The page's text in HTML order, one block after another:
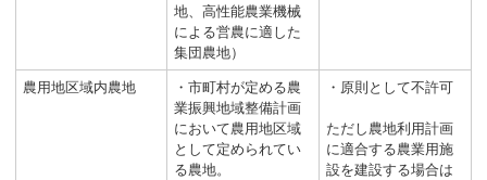
地、高性能農業機械
による営農に適した
集団農地）
農用地区域内農地
・市町村が定める農
業振興地域整備計画
において農用地区域
として定められてい
る農地。
・原則として不許可
ただし農地利用計画
に適合する農業用施
設を建設する場合は